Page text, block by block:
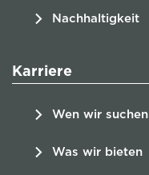
Nachhaltigkeit
Karriere
Wen wir suchen
Was wir bieten